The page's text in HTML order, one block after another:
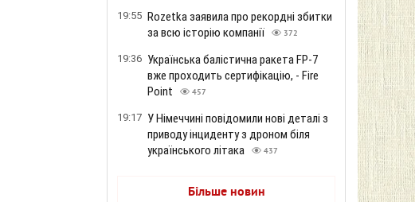
19:55 Rozetka заявила про рекордні збитки
за всю історію компанії
372
19:36 Українська балістична ракета FP-7
вже проходить сертифікацію, - Fire
Point
457
19:17 У Німеччині повідомили нові деталі з
приводу інциденту з дроном біля
українського літака
437
Більше новин